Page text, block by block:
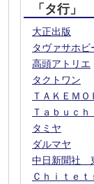
「タ行」
大正出版
タヴァサホビ
高頭アトリエ
タクトワン
ＴＡＫＥＭ
Ｔａｂｕｃ
タミヤ
ダルマヤ
中日新聞社
Ｃｈｉｔｅ